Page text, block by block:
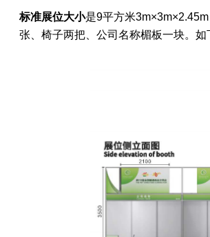
标准展位大小是9平方米
张、椅子两把、公司名称楣板一块。如